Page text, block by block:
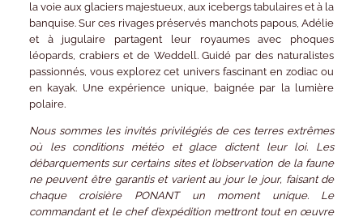
la voie aux glaciers majestueux, aux icebergs tabulaires et à la
banquise. Sur ces rivages préservés manchots papous, Adélie
et à jugulaire partagent leur royaumes avec phoques
léopards, crabiers et de Weddell.Guidé par des naturalistes
passionnés, vous explorez cet univers fascinant en zodiac ou
en kayak. Une expérience unique, baignée par la lumière
polaire.
Nous sommes les invités privilégiés de ces terres extrêmes
où les conditions météo et glace dictent leur loi. Les
débarquements sur certains sites et l’observation de la faune
ne peuvent être garantis et varient au jour le jour, faisant de
chaque croisière PONANT un moment unique. Le
commandant et le chef d’expédition mettront tout en œuvre